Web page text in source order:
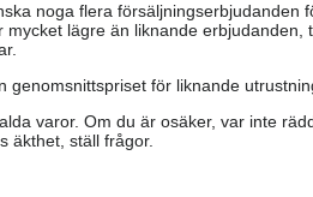
noga flera försäljningserbjudanden
lägre än liknande
för liknande
varor. Om du är osäker, var inte
äkthet, ställ frågor.